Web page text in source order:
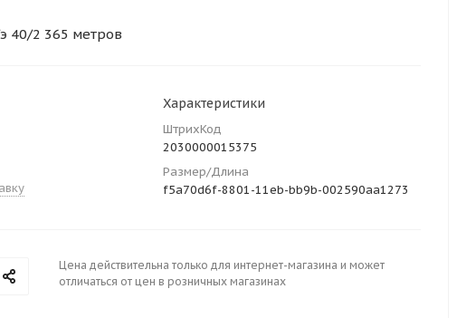
40/2 365 метров
Характеристики
ШтрихКод
2030000015375
Размер/Длина
f5a70d6f-8801-11eb-bb9b-002590aa1273
Цена действительна только для интернет-магазина и может
отличаться от цен в розничных магазинах